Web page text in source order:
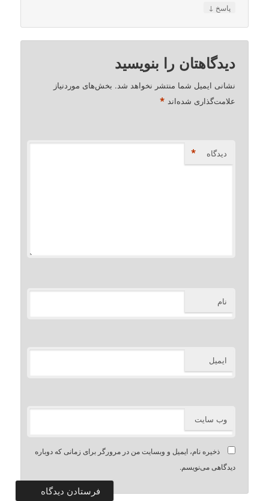
پاسخ ↓
دیدگاهتان را بنویسید
نشانی ایمیل شما منتشر نخواهد شد. بخش‌های موردنیاز
علامت‌گذاری شده‌اند *
دیدگاه *
نام
ایمیل
وب‌ سایت
ذخیره نام، ایمیل و وبسایت من در مرورگر برای زمانی که دوباره
دیدگاهی می‌نویسم.